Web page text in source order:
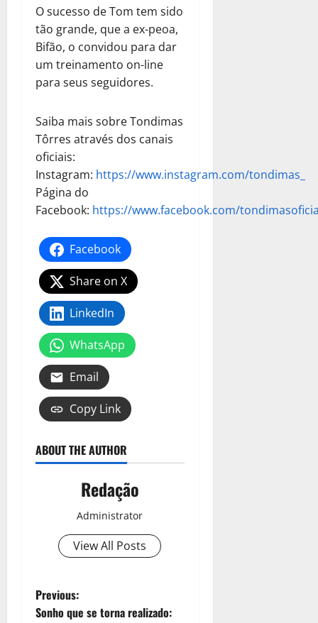
O sucesso de Tom tem sido
tão grande, que a ex-peoa,
Bifão, o convidou para dar
um treinamento on-line
para seus seguidores.
Saiba mais sobre Tondimas
Tôrres através dos canais
oficiais:
Instagram: https://www.instagram.com/tondimas_
Página do
Facebook: https://www.facebook.com/
Facebook
Share on X
LinkedIn
WhatsApp
Email
Copy Link
ABOUT THE AUTHOR
Redação
Administrator
View All Posts
Previous:
Sonho que se torna realizado: